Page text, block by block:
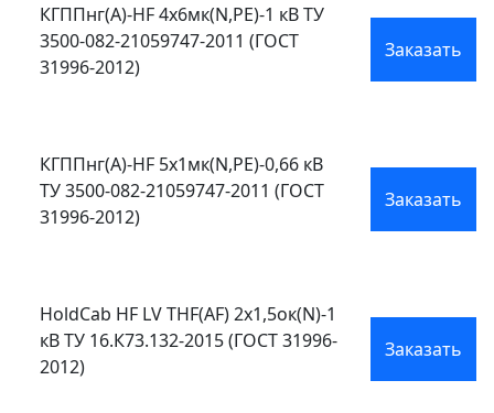
КГППнг(А)-HF 4х6мк(N,PE)-1 кВ ТУ
3500-082-21059747-2011 (ГОСТ
31996-2012)
Заказать
КГППнг(А)-HF 5х1мк(N,PE)-0,66 кВ
ТУ 3500-082-21059747-2011 (ГОСТ
31996-2012)
Заказать
HoldCab HF LV THF(АF) 2х1,5ок(N)-1
кВ ТУ 16.К73.132-2015 (ГОСТ 31996-
2012)
Заказать